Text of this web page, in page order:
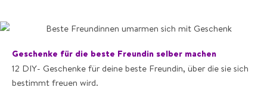
Geschenke für die beste Freundin selber machen
12 DIY- Geschenke für deine beste Freundin, über die sie sich
bestimmt freuen wird.